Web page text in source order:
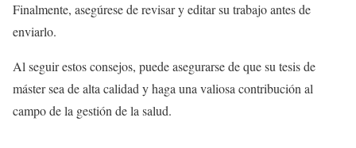
Finalmente, asegúrese de revisar y editar su trabajo antes de
enviarlo.
Al seguir estos consejos, puede asegurarse de que su tesis de
máster sea de alta calidad y haga una valiosa contribución al
campo de la gestión de la salud.